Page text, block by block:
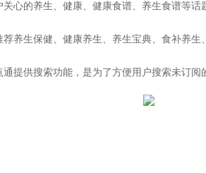
关心的养生、健康、健康食谱、养生食谱等
荐养生保健、健康养生、养生宝典、食补养
通提供搜索功能，是为了方便用户搜索未订